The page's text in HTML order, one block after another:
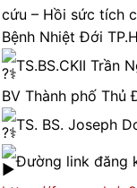
cứu – Hồi sức tích
Bệnh Nhiệt Đới
TS.BS.CKII Trần
BV Thành phố Thủ
TS. BS. Joseph
Đường link đăng